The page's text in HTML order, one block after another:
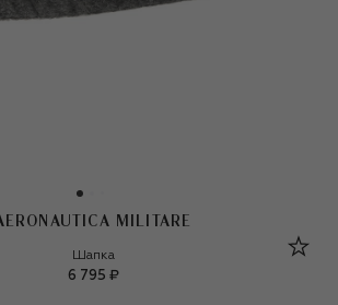
MILITARE
Aeronautica Militare
Шапка
6 795 ₽